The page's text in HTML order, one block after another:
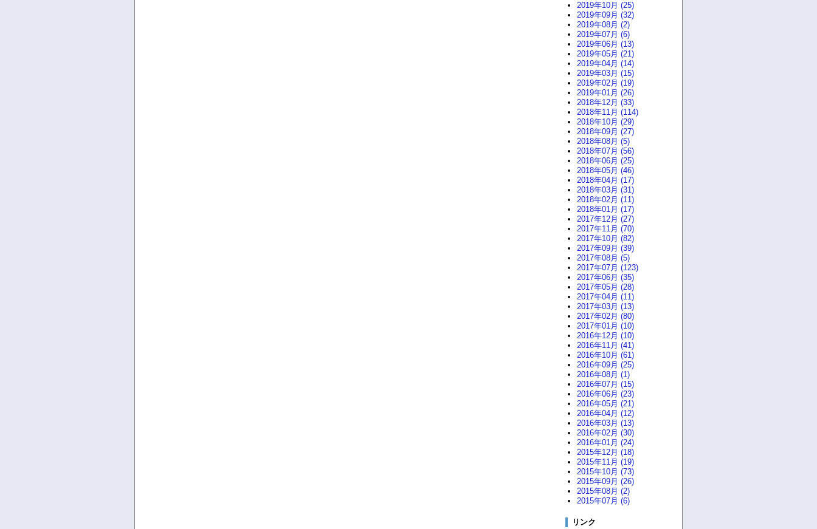
2019年10月 (25)
2019年09月 (32)
2019年08月 (2)
2019年07月 (6)
2019年06月 (13)
2019年05月 (21)
2019年04月 (14)
2019年03月 (15)
2019年02月 (19)
2019年01月 (26)
2018年12月 (33)
2018年11月 (114)
2018年10月 (29)
2018年09月 (27)
2018年08月 (5)
2018年07月 (56)
2018年06月 (25)
2018年05月 (46)
2018年04月 (17)
2018年03月 (31)
2018年02月 (11)
2018年01月 (17)
2017年12月 (27)
2017年11月 (70)
2017年10月 (82)
2017年09月 (39)
2017年08月 (5)
2017年07月 (123)
2017年06月 (35)
2017年05月 (28)
2017年04月 (11)
2017年03月 (13)
2017年02月 (80)
2017年01月 (10)
2016年12月 (10)
2016年11月 (41)
2016年10月 (61)
2016年09月 (25)
2016年08月 (1)
2016年07月 (15)
2016年06月 (23)
2016年05月 (21)
2016年04月 (12)
2016年03月 (13)
2016年02月 (30)
2016年01月 (24)
2015年12月 (18)
2015年11月 (19)
2015年10月 (73)
2015年09月 (26)
2015年08月 (2)
2015年07月 (6)
リンク